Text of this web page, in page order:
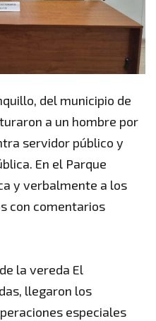
del municipio de
a un hombre por
servidor público y
En el Parque
y verbalmente a los
con comentarios
la vereda El
llegaron los
especiales